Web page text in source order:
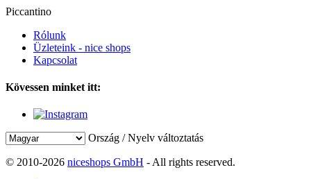
Piccantino
Rólunk
Üzleteink - nice shops
Kapcsolat
Kövessen minket itt:
Ország / Nyelv változtatás
© 2010-2026 niceshops GmbH - All rights reserved.